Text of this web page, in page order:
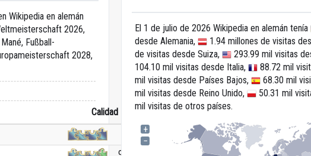
Wikipedia en alemán
2026,
Fußball-
2028,
Calidad
100.0
El 1 de julio de 2026 Wikipedia en alemán tenía
desde Alemania,
1.94 millones de visitas
de visitas desde Suiza,
293.99 mil visitas
104.10 mil visitas desde Italia,
88.72 mil
mil visitas desde Países Bajos,
68.30 mil
mil visitas desde Reino Unido,
50.31 mil
mil visitas de otros países.
+
−